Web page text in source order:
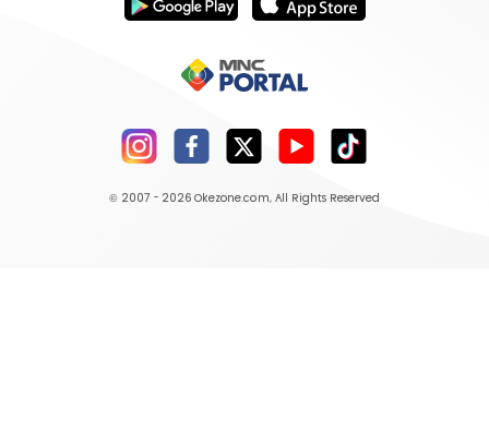
© 2007 - 2026 Okezone.com, All Rights Reserved